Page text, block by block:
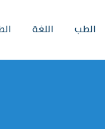
الطب اللغة